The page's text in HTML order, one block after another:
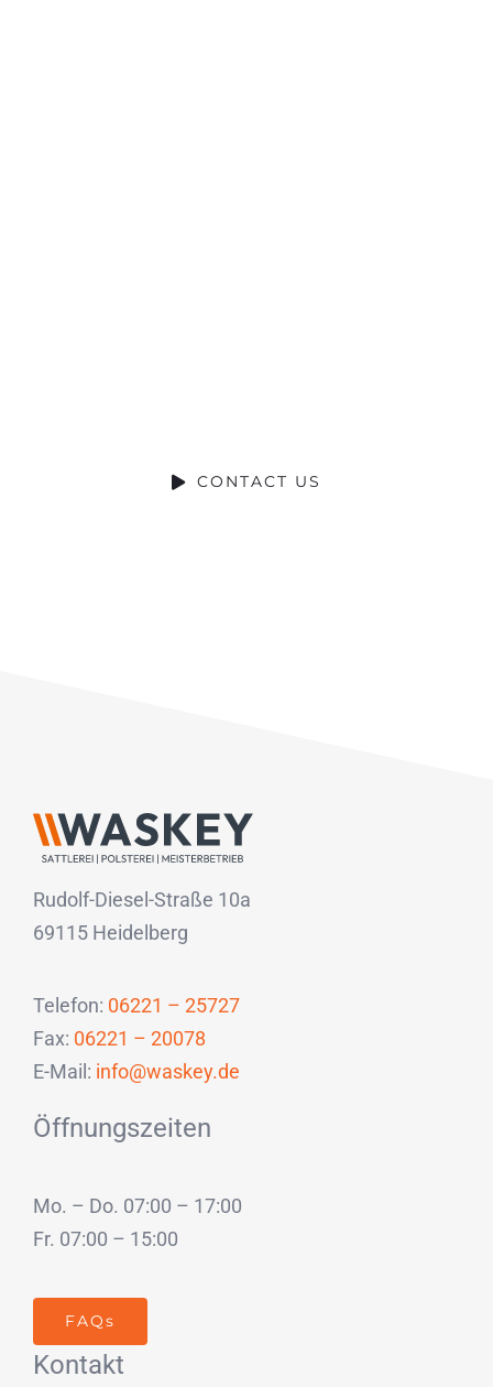
CONTACT US
Rudolf-Diesel-Straße 10a
69115 Heidelberg
Telefon: 06221 – 25727
Fax: 06221 – 20078
E-Mail: info@waskey.de
Öffnungszeiten
Mo. – Do. 07:00 – 17:00
Fr. 07:00 – 15:00
FAQs
Kontakt